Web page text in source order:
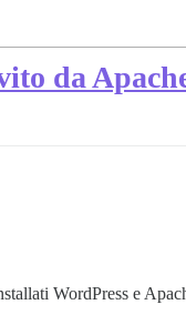
da
WordPress e